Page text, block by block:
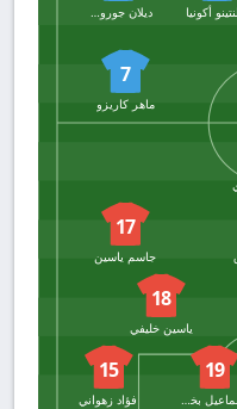
أكونيا ديلان جوروسيتو
7
ماهر كاريزو
17
جاسم ياسين
18
ياسين خليفي
19
إسماعيل بختي
15
فؤاد زهواني